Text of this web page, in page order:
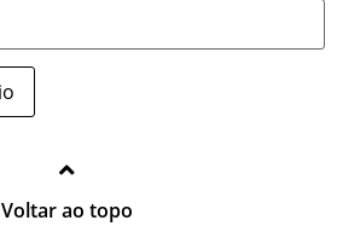
Voltar ao topo